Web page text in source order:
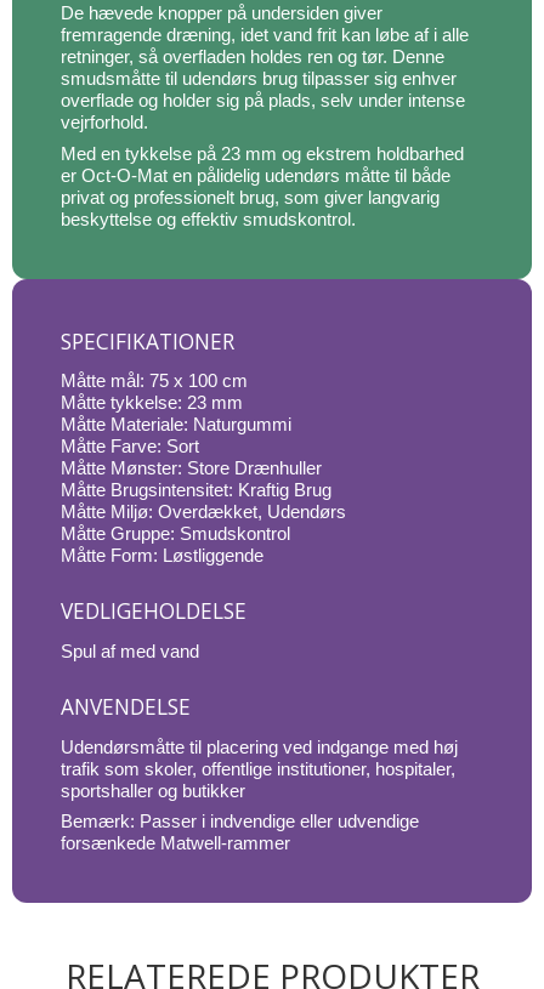
De hævede knopper på undersiden giver
fremragende dræning, idet vand frit kan løbe af i alle
retninger, så overfladen holdes ren og tør. Denne
smudsmåtte til udendørs brug tilpasser sig enhver
overflade og holder sig på plads, selv under intense
vejrforhold.
Med en tykkelse på 23 mm og ekstrem holdbarhed
er Oct-O-Mat en pålidelig udendørs måtte til både
privat og professionelt brug, som giver langvarig
beskyttelse og effektiv smudskontrol.
SPECIFIKATIONER
Måtte mål: 75 x 100 cm
Måtte tykkelse: 23 mm
Måtte Materiale: Naturgummi
Måtte Farve: Sort
Måtte Mønster: Store Drænhuller
Måtte Brugsintensitet: Kraftig Brug
Måtte Miljø: Overdækket, Udendørs
Måtte Gruppe: Smudskontrol
Måtte Form: Løstliggende
VEDLIGEHOLDELSE
Spul af med vand
ANVENDELSE
Udendørsmåtte til placering ved indgange med høj
trafik som skoler, offentlige institutioner, hospitaler,
sportshaller og butikker
Bemærk: Passer i indvendige eller udvendige
forsænkede Matwell-rammer
RELATEREDE PRODUKTER